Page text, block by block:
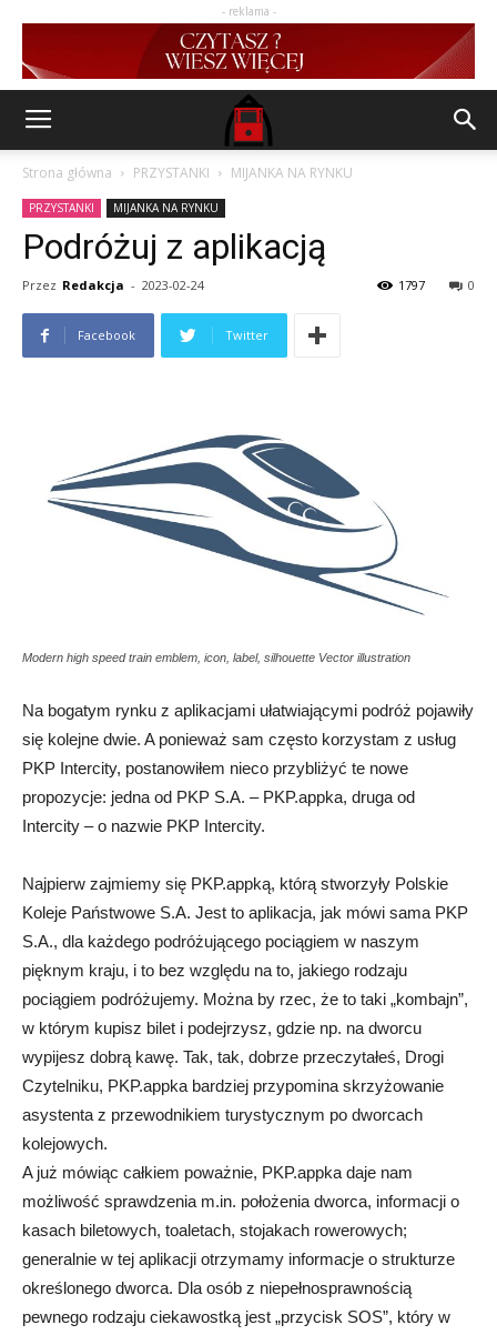
- reklama -
Strona główna PRZYSTANKI MIJANKA NA RYNKU
PRZYSTANKI MIJANKA NA RYNKU
Podróżuj z aplikacją
Przez Redakcja - 2023-02-24 0
1797
Facebook Twitter
Modern high speed train emblem, icon, label, silhouette Vector illustration
Na bogatym rynku z aplikacjami ułatwiającymi podróż pojawiły
się kolejne dwie. A ponieważ sam często korzystam z usług
PKP Intercity, postanowiłem nieco przybliżyć te nowe
propozycje: jedna od PKP S.A. – PKP.appka, druga od
Intercity – o nazwie PKP Intercity.
Najpierw zajmiemy się PKP.appką, którą stworzyły Polskie
Koleje Państwowe S.A. Jest to aplikacja, jak mówi sama PKP
S.A., dla każdego podróżującego pociągiem w naszym
pięknym kraju, i to bez względu na to, jakiego rodzaju
pociągiem podróżujemy. Można by rzec, że to taki „kombajn”,
w którym kupisz bilet i podejrzysz, gdzie np. na dworcu
wypijesz dobrą kawę. Tak, tak, dobrze przeczytałeś, Drogi
Czytelniku, PKP.appka bardziej przypomina skrzyżowanie
asystenta z przewodnikiem turystycznym po dworcach
kolejowych.
A już mówiąc całkiem poważnie, PKP.appka daje nam
możliwość sprawdzenia m.in. położenia dworca, informacji o
kasach biletowych, toaletach, stojakach rowerowych;
generalnie w tej aplikacji otrzymamy informacje o strukturze
określonego dworca. Dla osób z niepełnosprawnością
pewnego rodzaju ciekawostką jest „przycisk SOS”, który w